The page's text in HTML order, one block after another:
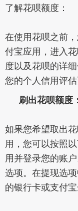
了解花呗额度：
在使用花呗之前
付宝应用，进入
度以及花呗的详
您的个人信用评估
刷出花呗额度：
如果您希望取出
用，您可以按照
用并登录您的账
选项。在提现选
的银行卡或支付宝